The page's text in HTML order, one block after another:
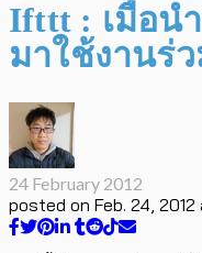
Ifttt : เมื่อนำ
มาใช้งานร่
24 February 2012
posted on Feb. 24,